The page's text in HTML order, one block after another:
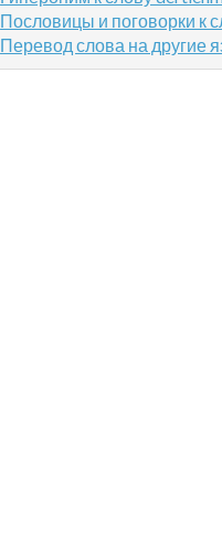
Пословицы и поговорки к
Перевод слова на другие